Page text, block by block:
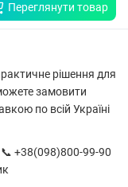
Переглянути товар
рішення для
замовити
по всій Україні
+38(098)800-99-90